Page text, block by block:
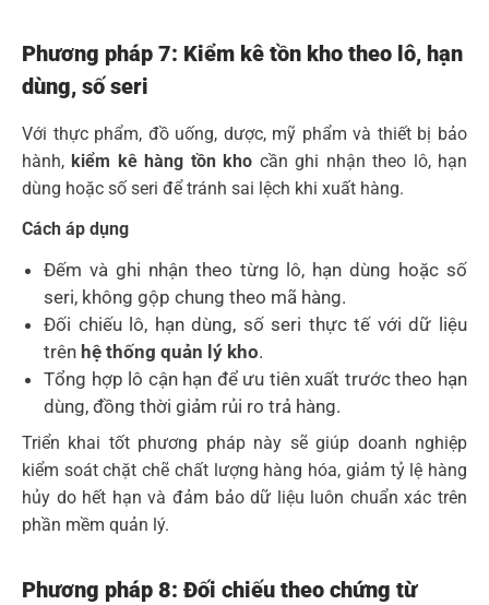
Phương pháp 7: Kiểm kê tồn kho theo lô, hạn
dùng, số seri
Với thực phẩm, đồ uống, dược, mỹ phẩm và thiết bị bảo
hành,kiểm kê hàng tồn kho cần ghi nhận theo lô, hạn
dùng hoặc số seri để tránh sai lệch khi xuất hàng.
Cách áp dụng
Đếm và ghi nhận theo từng lô, hạn dùng hoặc số
seri, không gộp chung theo mã hàng.
Đối chiếu lô, hạn dùng, số seri thực tế với dữ liệu
trên hệ thống quản lý kho.
Tổng hợp lô cận hạn để ưu tiên xuất trước theo hạn
dùng, đồng thời giảm rủi ro trả hàng.
Triển khai tốt phương pháp này sẽ giúp doanh nghiệp
kiểm soát chặt chẽ chất lượng hàng hóa, giảm tỷ lệ hàng
hủy do hết hạn và đảm bảo dữ liệu luôn chuẩn xác trên
phần mềm quản lý.
Phương pháp 8: Đối chiếu theo chứng từ